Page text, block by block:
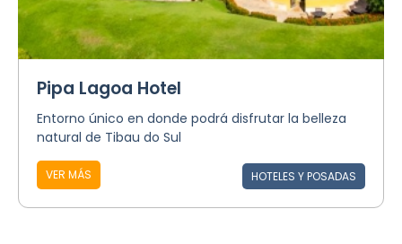
Pipa Lagoa Hotel
Entorno único en donde podrá disfrutar la belleza
natural de Tibau do Sul
VER MÁS HOTELES Y POSADAS